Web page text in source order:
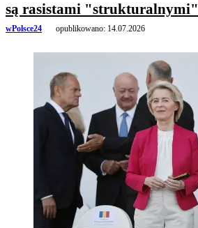
są rasistami "strukturalnymi"
wPolsce24 opublikowano: 14.07.2026